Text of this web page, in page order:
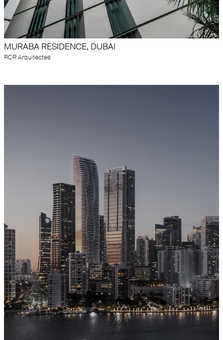
MURABA RESIDENCE, DUBAI
RCR Arquitectes